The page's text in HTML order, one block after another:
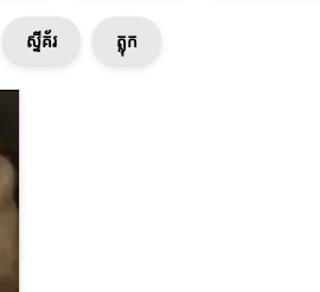
ស្ទីគ័រ ត្លុក